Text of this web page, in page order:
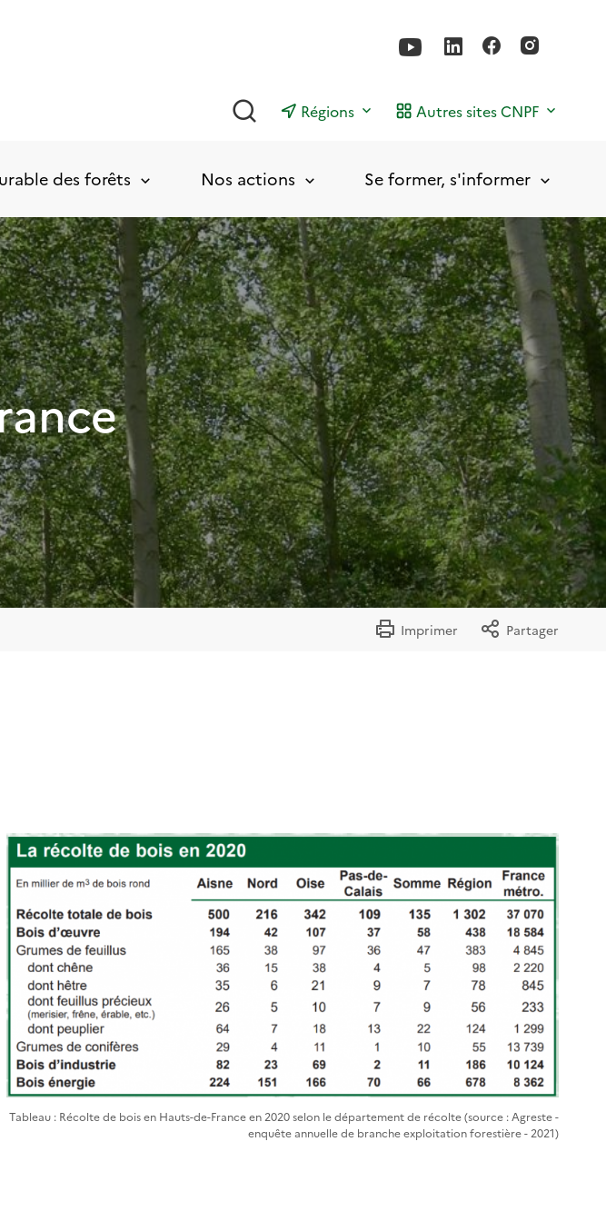
Rechercher
Régions Autres sites CNPF
des forêts Nos actions Se former, s'informer
Imprimer Partager
Tableau : Récolte de bois en Hauts-de-France en 2020 selon le département de récolte (source : Agreste -
enquête annuelle de branche exploitation forestière - 2021)